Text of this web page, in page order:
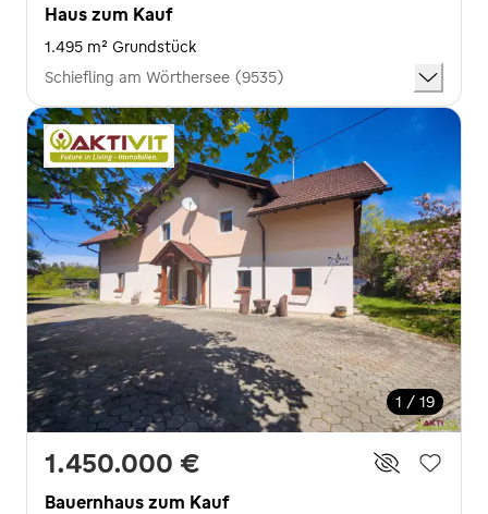
Haus zum Kauf
1.495 m² Grundstück
Schiefling am Wörthersee (9535)
1 / 19
1.450.000 €
Bauernhaus zum Kauf